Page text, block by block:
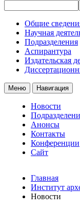
Общие
Научная
Подразделения
Аспирантура
Издательская
Меню Навигация
Новости
Анонсы
Контакты
Конференции
Сайт
Главная
Институт
Новости